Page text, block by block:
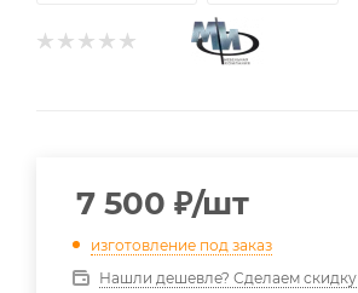
7 500 ₽/шт
изготовление под заказ
Нашли дешевле? Сделаем скидку